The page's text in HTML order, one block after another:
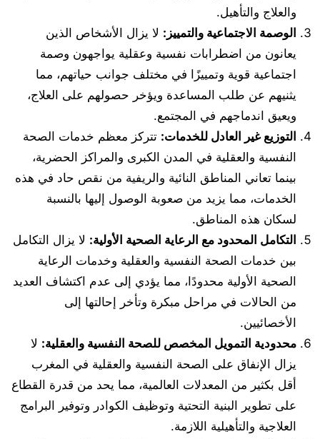
والعلاج والتأهيل.
الوصمة الاجتماعية والتمييز: لا يزال الأشخاص الذين
يعانون من اضطرابات نفسية وعقلية يواجهون وصمة
اجتماعية قوية وتمييزًا في مختلف جوانب حياتهم، مما
يثنيهم عن طلب المساعدة ويؤخر حصولهم على العلاج،
ويعيق اندماجهم في المجتمع.
التوزيع غير العادل للخدمات: تتركز معظم خدمات الصحة
النفسية والعقلية في المدن الكبرى والمراكز الحضرية،
بينما تعاني المناطق النائية والريفية من نقص حاد في هذه
الخدمات، مما يزيد من صعوبة الوصول إليها بالنسبة
لسكان هذه المناطق.
التكامل المحدود مع الرعاية الصحية الأولية: لا يزال التكامل
بين خدمات الصحة النفسية والعقلية وخدمات الرعاية
الصحية الأولية محدودًا، مما يؤدي إلى عدم اكتشاف العديد
من الحالات في مراحل مبكرة وتأخر إحالتها إلى
الأخصائيين.
محدودية التمويل المخصص للصحة النفسية والعقلية: لا
يزال الإنفاق على الصحة النفسية والعقلية في المغرب
أقل بكثير من المعدلات العالمية، مما يحد من قدرة القطاع
على تطوير البنية التحتية وتوظيف الكوادر وتوفير البرامج
العلاجية والتأهيلية اللازمة.